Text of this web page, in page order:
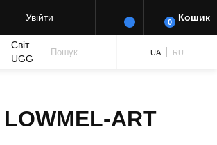
Увійти 0 Кошик
Світ
UGG
Пошук UA RU
ART